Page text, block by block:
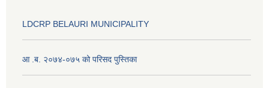
LDCRP BELAURI MUNICIPALITY
आ .ब. २०७४-०७५ को परिसद पुस्तिका